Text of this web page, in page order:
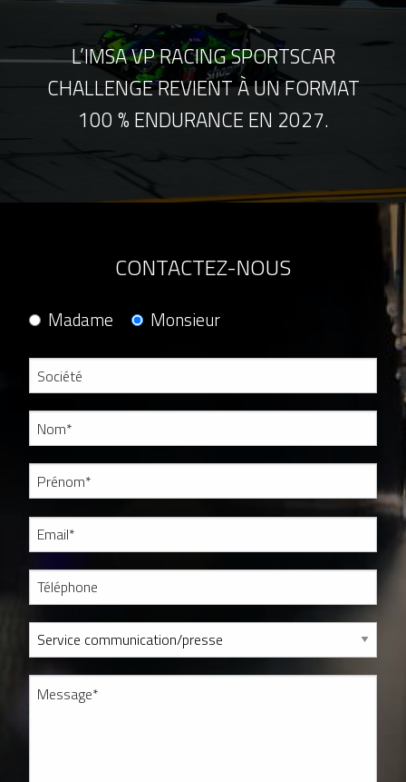
L’IMSA VP RACING SPORTSCAR
CHALLENGE REVIENT À UN FORMAT
100 % ENDURANCE EN 2027.
CONTACTEZ-NOUS
Madame Monsieur